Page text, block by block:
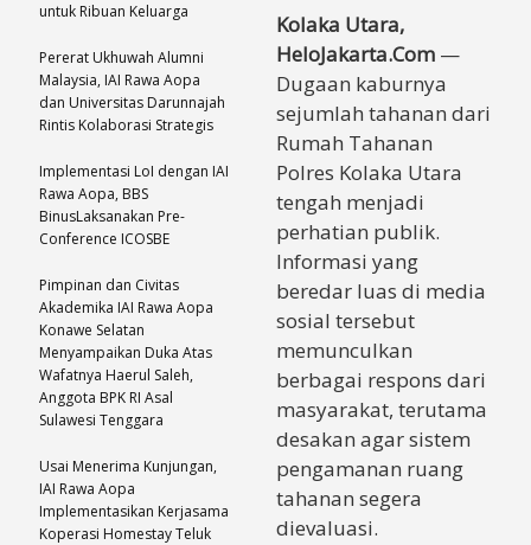
Kolaka Utara,
HeloJakarta.Com —
Dugaan kaburnya
sejumlah tahanan dari
Rumah Tahanan
Polres Kolaka Utara
tengah menjadi
perhatian publik.
Informasi yang
beredar luas di media
sosial tersebut
memunculkan
berbagai respons dari
masyarakat, terutama
desakan agar sistem
pengamanan ruang
tahanan segera
dievaluasi.
untuk Ribuan Keluarga
Pererat Ukhuwah Alumni
Malaysia, IAI Rawa Aopa
dan Universitas Darunnajah
Rintis Kolaborasi Strategis
Implementasi LoI dengan IAI
Rawa Aopa, BBS
BinusLaksanakan Pre-
Conference ICOSBE
Pimpinan dan Civitas
Akademika IAI Rawa Aopa
Konawe Selatan
Menyampaikan Duka Atas
Wafatnya Haerul Saleh,
Anggota BPK RI Asal
Sulawesi Tenggara
Usai Menerima Kunjungan,
IAI Rawa Aopa
Implementasikan Kerjasama
Koperasi Homestay Teluk